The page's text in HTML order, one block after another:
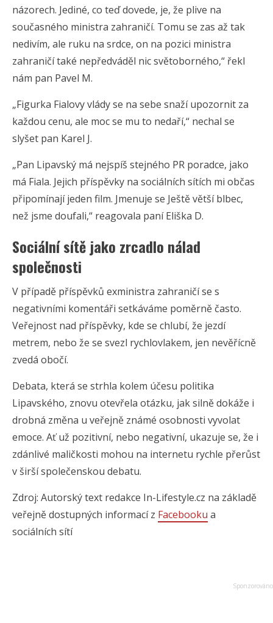
názorech. Jediné, co teď dovede, je, že plive na
současného ministra zahraničí. Tomu se zas až tak
nedivím, ale ruku na srdce, on na pozici ministra
zahraničí také nepředváděl nic světoborného,“ řekl
nám pan Pavel M.
„Figurka Fialovy vlády se na sebe snaží upozornit za
každou cenu, ale moc se mu to nedaří,“ nechal se
slyšet pan Karel J.
„Pan Lipavský má nejspíš stejného PR poradce, jako
má Fiala. Jejich příspěvky na sociálních sítích mi občas
připomínají jeden film. Jmenuje se Ještě větší blbec,
než jsme doufali,“ reagovala paní Eliška D.
Sociální sítě jako zrcadlo nálad
společnosti
V případě příspěvků exministra zahraničí se s
negativními komentáři setkáváme poměrně často.
Veřejnost nad příspěvky, kde se chlubí, že jezdí
metrem, nebo že se svezl rychlovlakem, jen nevěřícně
zvedá obočí.
Debata, která se strhla kolem účesu politika
Lipavského, znovu otevřela otázku, jak silně dokáže i
drobná změna u veřejně známé osobnosti vyvolat
emoce. Ať už pozitivní, nebo negativní, ukazuje se, že i
zdánlivé maličkosti mohou na internetu rychle přerůst
v širší společenskou debatu.
Zdroj: Autorský text redakce In-Lifestyle.cz na základě
veřejně dostupných informací z Facebooku a
sociálních sítí